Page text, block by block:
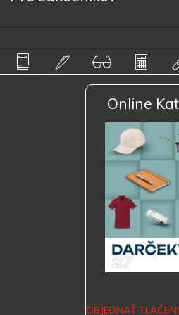
Online
OBJEDNAŤ